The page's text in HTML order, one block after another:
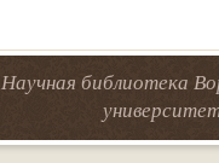
Научная библиотека